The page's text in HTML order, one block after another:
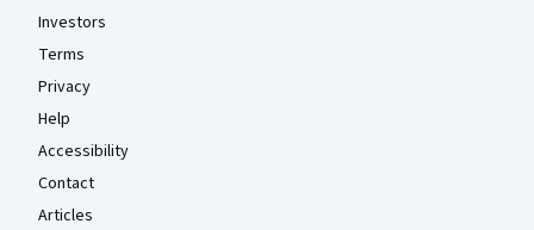
Investors
Terms
Privacy
Help
Accessibility
Contact
Articles